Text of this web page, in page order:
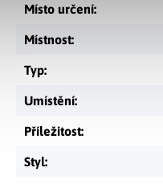
Místo určení:
Místnost:
Typ:
Umístění:
Příležitost:
Styl: